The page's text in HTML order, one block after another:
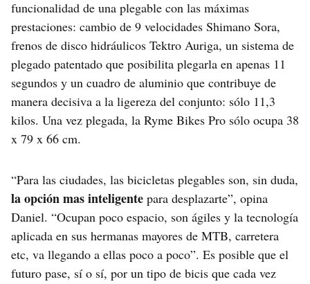
funcionalidad de una plegable con las máximas
prestaciones: cambio de 9 velocidades Shimano Sora,
frenos de disco hidráulicos Tektro Auriga, un sistema de
plegado patentado que posibilita plegarla en apenas 11
segundos y un cuadro de aluminio que contribuye de
manera decisiva a la ligereza del conjunto: sólo 11,3
kilos. Una vez plegada, la Ryme Bikes Pro sólo ocupa 38
x 79 x 66 cm.
“Para las ciudades, las bicicletas plegables son, sin duda,
la opción mas inteligente para desplazarte”, opina
Daniel. “Ocupan poco espacio, son ágiles y la tecnología
aplicada en sus hermanas mayores de MTB, carretera
etc, va llegando a ellas poco a poco”. Es posible que el
futuro pase, sí o sí, por un tipo de bicis que cada vez